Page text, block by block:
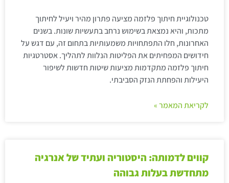
טכנולוגיית חיתוך פלזמה מציעה פתרון מהיר ויעיל לחיתוך
מתכות, והיא נמצאת בשימוש נרחב בתעשיות שונות. בשנים
האחרונות, חלו התפתחויות משמעותיות בתחום זה, עם דגש על
חידושים המפחיתים את הפליטות הנלוות לתהליך. אסטרטגיות
חיתוך פלזמה מתקדמות מציעות שיטות חדשות לשיפור
היעילות והפחתת הנזק הסביבתי.
לקריאת המאמר »
קווים לדמותה: היסטוריה ועתיד של אנרגיה
מתחדשת בעלות גבוהה